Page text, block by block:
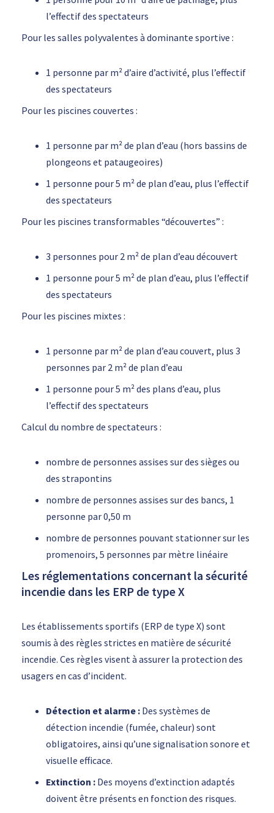
l’effectif des spectateurs
Pour les salles polyvalentes à dominante sportive :
1 personne par m² d’aire d’activité, plus l’effectif
des spectateurs
Pour les piscines couvertes :
1 personne par m² de plan d’eau (hors bassins de
plongeons et pataugeoires)
1 personne pour 5 m² de plan d’eau, plus l’effectif
des spectateurs
Pour les piscines transformables “découvertes” :
3 personnes pour 2 m² de plan d’eau découvert
1 personne pour 5 m² de plan d’eau, plus l’effectif
des spectateurs
Pour les piscines mixtes :
1 personne par m² de plan d’eau couvert, plus 3
personnes par 2 m² de plan d’eau
1 personne pour 5 m² des plans d’eau, plus
l’effectif des spectateurs
Calcul du nombre de spectateurs :
nombre de personnes assises sur des sièges ou
des strapontins
nombre de personnes assises sur des bancs, 1
personne par 0,50 m
nombre de personnes pouvant stationner sur les
promenoirs, 5 personnes par mètre linéaire
Les réglementations concernant la sécurité
incendie dans les ERP de type X
Les établissements sportifs (ERP de type X) sont
soumis à des règles strictes en matière de sécurité
incendie. Ces règles visent à assurer la protection des
usagers en cas d’incident.
Détection et alarme : Des systèmes de
détection incendie (fumée, chaleur) sont
obligatoires, ainsi qu’une signalisation sonore et
visuelle efficace.
Extinction : Des moyens d’extinction adaptés
doivent être présents en fonction des risques.